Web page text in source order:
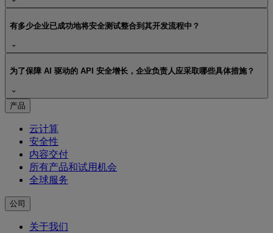
有多少企业已成功地将安全测试整合到其开发流程中？
为了保障 AI 驱动的 API 安全增长，企业负责人应采取哪些具体措施？
产品
云计算
安全性
内容交付
所有产品和试用机会
全球服务
公司
关于我们